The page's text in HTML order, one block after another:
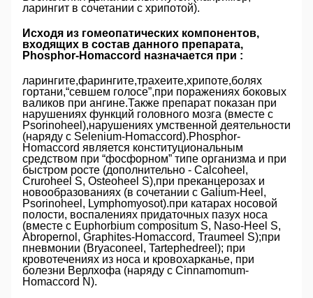
ларингит в сочетании с хрипотой).
Исходя из гомеопатических компонентов,
входящих в состав данного препарата,
Phosphor-Homaccord назначается при :
ларингите,фарингите,трахеите,хрипоте,болях
гортани,“севшем голосе”,при поражениях боковых
валиков при ангине.Также препарат показан при
нарушениях функций головного мозга (вместе с
Psorinoheel),нарушениях умственной деятельности
(наряду с Selenium-Homaccord).Phosphor-
Homaccord является конституциональным
средством при “фосфорном” типе организма и при
быстром росте (дополнительно - Calcoheel,
Cruroheel S, Osteoheel S),при преканцерозах и
новообразованиях (в сочетании с Galium-Heel,
Psorinoheel, Lymphomyosot).при катарах носовой
полости, воспалениях придаточных пазух носа
(вместе с Euphorbium compositum S, Naso-Heel S,
Abropernol, Graphites-Homaccord, Traumeel S);при
пневмонии (Bryaconeel, Tartephedreel); при
кровотечениях из носа и кровохарканье, при
болезни Верлхофа (наряду с Cinnamomum-
Homaccord N).